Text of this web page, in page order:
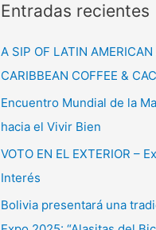
Entradas recientes
A SIP OF LATIN AMERICAN
CARIBBEAN COFFEE &
Encuentro Mundial de la
hacia el Vivir Bien
VOTO EN EL EXTERIOR –
Interés
Bolivia presentará una